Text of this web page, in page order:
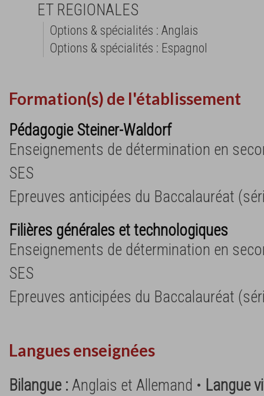
ET REGIONALES
Options & spécialités : Anglais
Options & spécialités : Espagnol
Formation(s) de l'établissement
Pédagogie Steiner-Waldorf
Enseignements de détermination en
SES
Epreuves anticipées du Baccalauréat
Filières générales et technologiques
Enseignements de détermination en
SES
Epreuves anticipées du Baccalauréat
Langues enseignées
Bilangue :Anglais et Allemand • Langue